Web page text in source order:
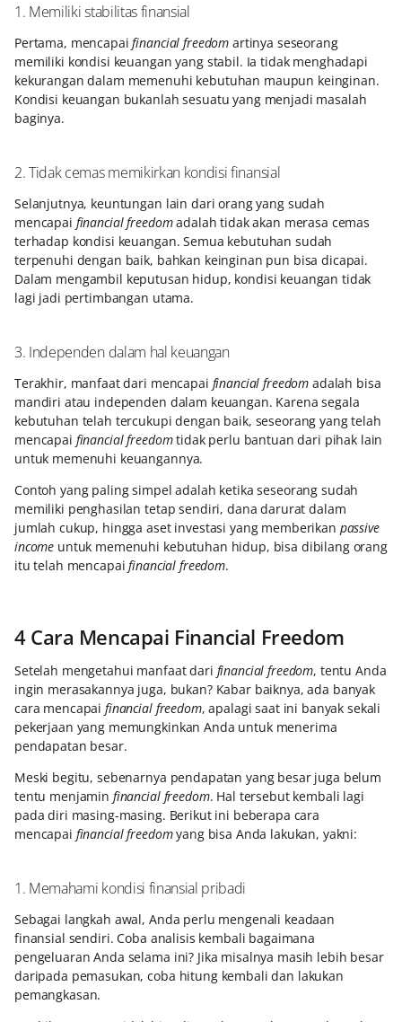
1. Memiliki stabilitas finansial
Pertama, mencapaifinancial freedom artinya seseorang
memiliki kondisi keuangan yang stabil. Ia tidak menghadapi
kekurangan dalam memenuhi kebutuhan maupun keinginan.
Kondisi keuangan bukanlah sesuatu yang menjadi masalah
baginya.
2. Tidak cemas memikirkan kondisi finansial
Selanjutnya, keuntungan lain dari orang yang sudah
mencapai financial freedomadalah tidak akan merasa cemas
terhadap kondisi keuangan. Semua kebutuhan sudah
terpenuhi dengan baik, bahkan keinginan pun bisa dicapai.
Dalam mengambil keputusan hidup, kondisi keuangan tidak
lagi jadi pertimbangan utama.
3. Independen dalam hal keuangan
Terakhir, manfaat dari mencapai financial freedomadalah bisa
mandiri atau independen dalam keuangan. Karena segala
kebutuhan telah tercukupi dengan baik, seseorang yang telah
mencapai financial freedomtidak perlu bantuan dari pihak lain
untuk memenuhi keuangannya.
Contoh yang paling simpel adalah ketika seseorang sudah
memiliki penghasilan tetap sendiri, dana darurat dalam
jumlah cukup, hingga aset investasi yang memberikan passive
income untuk memenuhi kebutuhan hidup, bisa dibilang orang
itu telah mencapaifinancial freedom.
4 Cara Mencapai Financial Freedom
Setelah mengetahui manfaat dari financial freedom, tentu Anda
ingin merasakannya juga, bukan? Kabar baiknya, ada banyak
cara mencapaifinancial freedom, apalagi saat ini banyak sekali
pekerjaan yang memungkinkan Anda untuk menerima
pendapatan besar.
Meski begitu, sebenarnya pendapatan yang besar juga belum
tentu menjamin financial freedom. Hal tersebut kembali lagi
pada diri masing-masing. Berikut ini beberapa cara
mencapai financial freedomyang bisa Anda lakukan, yakni:
1. Memahami kondisi finansial pribadi
Sebagai langkah awal, Anda perlu mengenali keadaan
finansial sendiri. Coba analisis kembali bagaimana
pengeluaran Anda selama ini? Jika misalnya masih lebih besar
daripada pemasukan, coba hitung kembali dan lakukan
pemangkasan.